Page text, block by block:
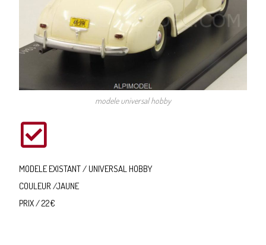
modele universal hobby
MODELE EXISTANT / UNIVERSAL HOBBY
COULEUR /JAUNE
PRIX / 22€